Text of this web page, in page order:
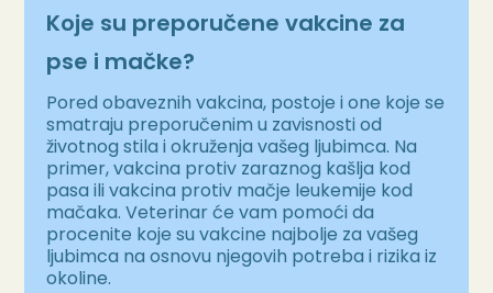
Koje su preporučene vakcine za
pse i mačke?
Pored obaveznih vakcina, postoje i one koje se
smatraju preporučenim u zavisnosti od
životnog stila i okruženja vašeg ljubimca. Na
primer, vakcina protiv zaraznog kašlja kod
pasa ili vakcina protiv mačje leukemije kod
mačaka. Veterinar će vam pomoći da
procenite koje su vakcine najbolje za vašeg
ljubimca na osnovu njegovih potreba i rizika iz
okoline.